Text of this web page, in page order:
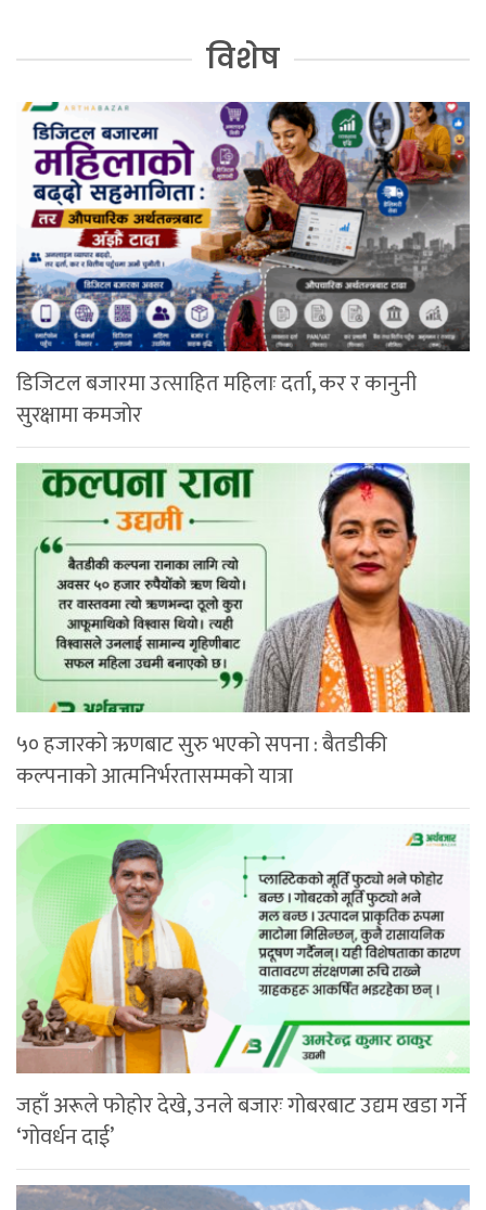
विशेष
डिजिटल बजारमा उत्साहित महिलाः दर्ता, कर र कानुनी
सुरक्षामा कमजोर
५० हजारको ऋणबाट सुरु भएको सपना : बैतडीकी
कल्पनाको आत्मनिर्भरतासम्मको यात्रा
जहाँ अरूले फोहोर देखे, उनले बजारः गोबरबाट उद्यम खडा गर्ने
‘गोवर्धन दाई’